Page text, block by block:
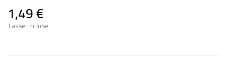
FARINA
DIETETICO
1,49 €
Tasse incluse